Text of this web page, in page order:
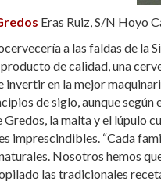
Eras Ruiz, S/N Hoyo
a las faldas de la
de calidad, una
invertir en la mejor
de siglo, aunque
Gredos, la malta y el lúpulo
imprescindibles. “Cada
Nosotros hemos
las tradicionales